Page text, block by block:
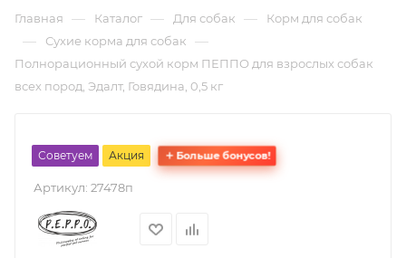
Главная — Каталог — Для собак — Корм для собак
— Сухие корма для собак —
Полнорационный сухой корм ПЕППО для взрослых собак
всех пород, Эдалт, Говядина, 0,5 кг
Советуем Акция Больше бонусов!
Артикул: 27478п